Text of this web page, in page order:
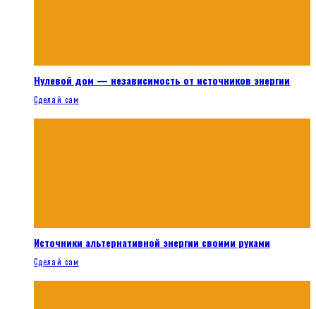
Нулевой дом — независимость от источников энергии
Сделай сам
Источники альтернативной энергии своими руками
Сделай сам